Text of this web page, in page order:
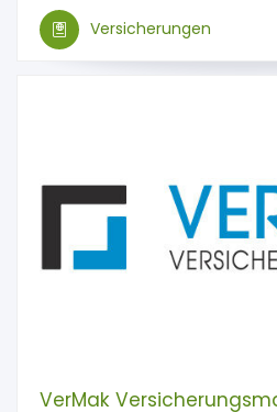
Versicherungen
VerMak